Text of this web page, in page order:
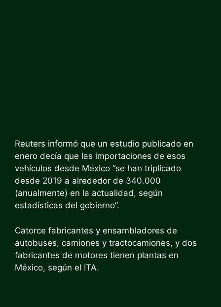
Reuters informó que un estudio publicado en
enero decía que las importaciones de esos
vehículos desde México “se han triplicado
desde 2019 a alrededor de 340.000
(anualmente) en la actualidad, según
estadísticas del gobierno”.
Catorce fabricantes y ensambladores de
autobuses, camiones y tractocamiones, y dos
fabricantes de motores tienen plantas en
México, según el ITA.